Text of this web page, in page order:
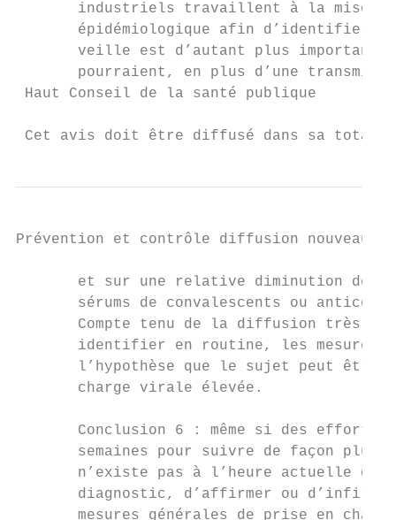
industriels travaillent à la mise
épidémiologique afin d’identifier
veille est d’autant plus
pourraient, en plus d’une
Haut Conseil de la santé publique
Cet avis doit être diffusé dans sa
Prévention et contrôle diffusion
et sur une relative diminution de
sérums de convalescents ou
Compte tenu de la diffusion très
identifier en routine, les mesures
l’hypothèse que le sujet peut être
       charge virale élevée.
Conclusion 6 : même si des efforts
semaines pour suivre de façon plus
n’existe pas à l’heure actuelle de
diagnostic, d’affirmer ou
mesures générales de prise en